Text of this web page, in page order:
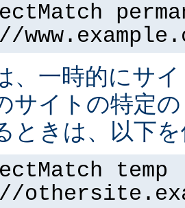
、一時的にサ
サイトの特定
ときは、以下